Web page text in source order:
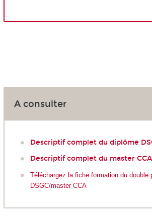
A consulter
Descriptif complet du diplôme
Descriptif complet du master CCA
Téléchargez la fiche formation du double
DSGC/master CCA